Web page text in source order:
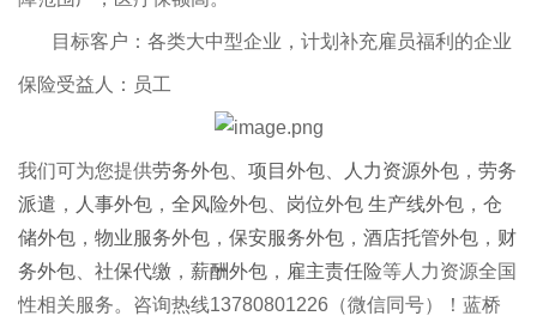
目标客户：各类大中型企业，计划补充雇员福利的企业
保险受益人：员工
我们可为您提供劳务外包 项目外包 人力资源外包 ， 劳务
派遣 ， 人事外包 ， 全风险外包 岗位外包 生产线外包 ， 仓
储外包 ， 物业服务外包 ， 保安服务外包 ， 酒店托管外包 ， 财
务外包
社保代缴 ， 薪酬外包 ， 雇主责任险等人力资源全国
性相关服务。咨询热线13780801226（微信同号）！蓝桥